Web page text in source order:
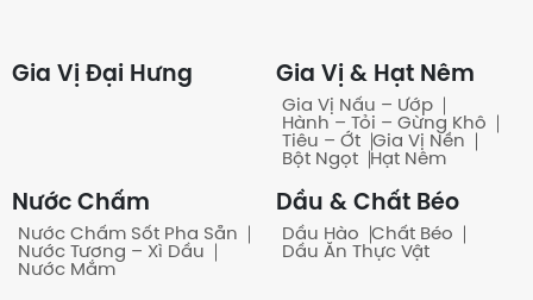
Gia Vị Đại Hưng Gia Vị & Hạt Nêm
Gia Vị Nấu – Ướp
Hành – Tỏi – Gừng Khô
Tiêu – Ớt
Gia Vị Nền
Bột Ngọt
Hạt Nêm
Nước Chấm
Nước Chấm Sốt Pha Sẵn
Nước Tương – Xì Dầu
Nước Mắm
Dầu & Chất Béo
Dầu Hào
Chất Béo
Dầu Ăn Thực Vật